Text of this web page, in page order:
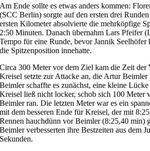
Am Ende sollte es etwas anders kommen:
(SCC Berlin) sorgte auf den ersten drei
ersten Kilometer absolvierte die mehrköpfige
2:50 Minuten. Danach übernahm Lars Pfeifer
Tempo für eine Runde, bevor Jannik Seelhöfer
die Spitzenposition innehatte.
Circa 300 Meter vor dem Ziel kam die Zeit der
Kreisel setzte zur Attacke an, die Artur Beimler
Beimler schaffte es zunächst, eine kleine
Kreisel ließ nicht locker, schob sich 100 Meter
Beimler ran. Die letzten Meter war es ein
mit dem besseren Ende für Kreisel, der mit
Rennen hauchdünn vor Beimler (8:25,40 min)
Beimler verbesserten ihre Bestzeiten aus dem
Sekunden.